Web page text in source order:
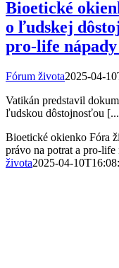
Bioetické
o ľudskej
pro-life
Fórum života2025-04-
Vatikán predstavil
ľudskou dôstojnosťou
Bioetické okienko Fóra
právo na potrat a pro-
života2025-04-